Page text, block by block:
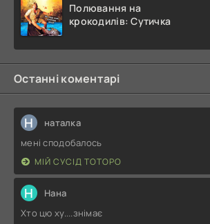
Полювання на
крокодилів: Сутичка
Останні коментарі
Н наталка
мені сподобалось
МІЙ СУСІД ТОТОРО
Н Нана
Хто цю ху....знімає